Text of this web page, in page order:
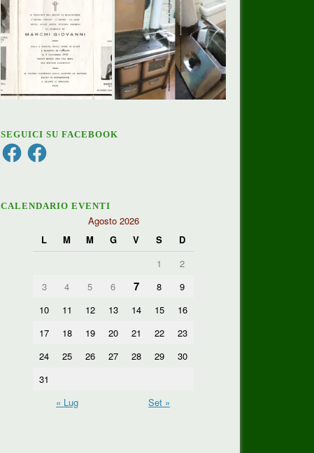
SEGUICI SU FACEBOOK
FacebookFacebook
CALENDARIO EVENTI
Agosto 2026
L
M M G V S
D
1
2
3
4 5 6 7 8
9
10
11 12 13 14 15
16
17
18 19 20 21 22
23
24
25 26 27 28 29
30
31
« Lug
Set »